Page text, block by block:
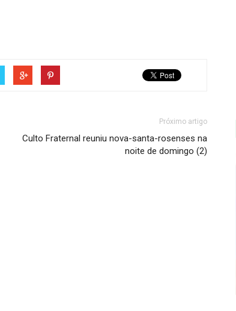
Próximo artigo
Culto Fraternal reuniu nova-santa-rosenses na
noite de domingo (2)